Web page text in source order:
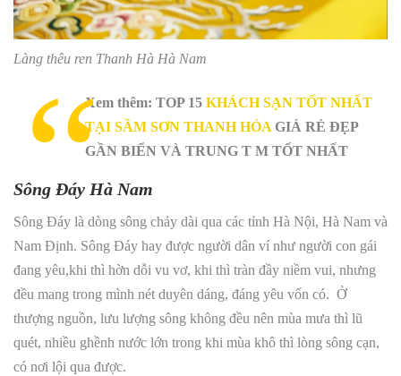
Làng thêu ren Thanh Hà Hà Nam
Xem thêm: TOP 15 KHÁCH SẠN TỐT NHẤT
TẠI SẦM SƠN THANH HÓA GIÁ RẺ ĐẸP
GẦN BIỂN VÀ TRUNG T M TỐT NHẤT
Sông Đáy Hà Nam
Sông Đáy là dòng sông chảy dài qua các tỉnh Hà Nội, Hà Nam và
Nam Định. Sông Đáy hay được người dân ví như người con gái
đang yêu,khi thì hờn dỗi vu vơ, khi thì tràn đầy niềm vui, nhưng
đều mang trong mình nét duyên dáng, đáng yêu vốn có. Ở
thượng nguồn, lưu lượng sông không đều nên mùa mưa thì lũ
quét, nhiều ghềnh nước lớn trong khi mùa khô thì lòng sông cạn,
có nơi lội qua được.